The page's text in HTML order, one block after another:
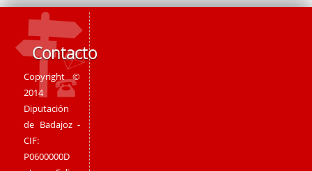
Contacto
Copyright ©
2014
Diputación
de Badajoz -
CIF:
P0600000D